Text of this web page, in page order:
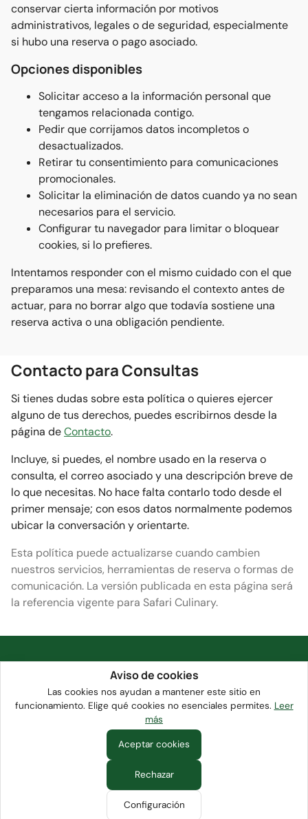
conservar cierta información por motivos
administrativos, legales o de seguridad, especialmente
si hubo una reserva o pago asociado.
Opciones disponibles
Solicitar acceso a la información personal que
tengamos relacionada contigo.
Pedir que corrijamos datos incompletos o
desactualizados.
Retirar tu consentimiento para comunicaciones
promocionales.
Solicitar la eliminación de datos cuando ya no sean
necesarios para el servicio.
Configurar tu navegador para limitar o bloquear
cookies, si lo prefieres.
Intentamos responder con el mismo cuidado con el que
preparamos una mesa: revisando el contexto antes de
actuar, para no borrar algo que todavía sostiene una
reserva activa o una obligación pendiente.
Contacto para Consultas
Si tienes dudas sobre esta política o quieres ejercer
alguno de tus derechos, puedes escribirnos desde la
página deContacto.
Incluye, si puedes, el nombre usado en la reserva o
consulta, el correo asociado y una descripción breve de
lo que necesitas. No hace falta contarlo todo desde el
primer mensaje; con esos datos normalmente podemos
ubicar la conversación y orientarte.
Esta política puede actualizarse cuando cambien
nuestros servicios, herramientas de reserva o formas de
comunicación. La versión publicada en esta página será
la referencia vigente para Safari Culinary.
Safariculinary
Tulum-based culinary destination showcasing
Política de Privacidad
Términos de Servicio
Ubicaciones
Eventos Catering
Safariculinary © 2026
Aviso de cookies
Las cookies nos ayudan a mantener este sitio en
funcionamiento. Elige qué cookies no esenciales permites. Leer
más
Aceptar cookies
Rechazar
Configuración